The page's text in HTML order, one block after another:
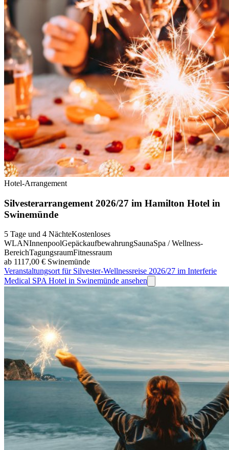
Hotel-Arrangement
Silvesterarrangement 2026/27 im Hamilton Hotel in
Swinemünde
5 Tage und 4 NächteKostenloses
WLANInnenpoolGepäckaufbewahrungSaunaSpa / Wellness-
BereichTagungsraumFitnessraum
ab 1117,00 € Swinemünde
Veranstaltungsort für Silvester-Wellnessreise 2026/27 im Interferie
Medical SPA Hotel in Swinemünde ansehen